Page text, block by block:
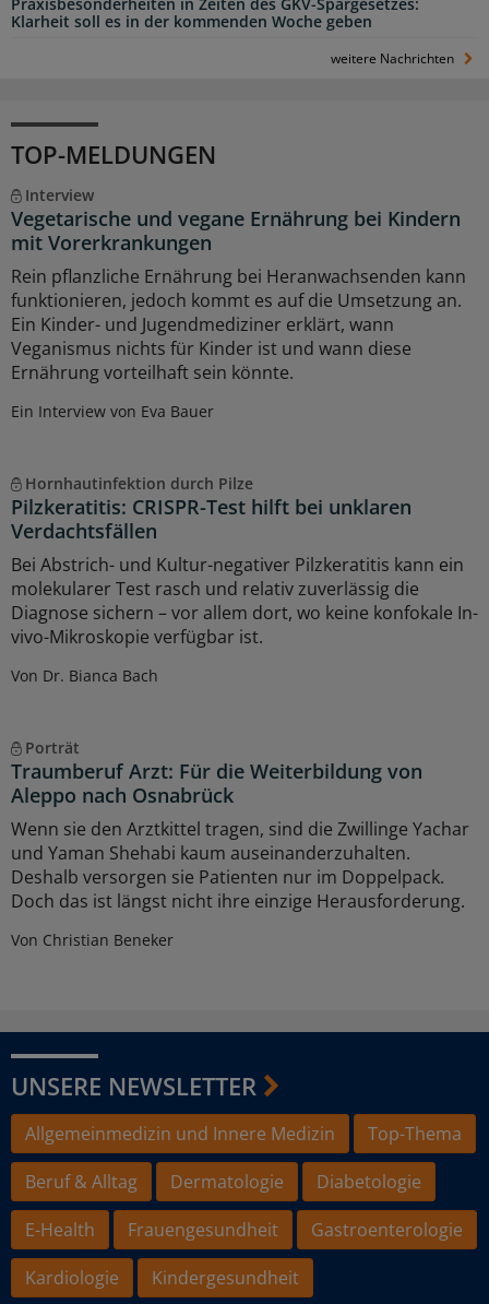
Praxisbesonderheiten in Zeiten des GKV-Spargesetzes:
Klarheit soll es in der kommenden Woche geben
weitere Nachrichten
TOP-MELDUNGEN
Interview
Vegetarische und vegane Ernährung bei Kindern
mit Vorerkrankungen
Rein pflanzliche Ernährung bei Heranwachsenden kann
funktionieren, jedoch kommt es auf die Umsetzung an.
Ein Kinder- und Jugendmediziner erklärt, wann
Veganismus nichts für Kinder ist und wann diese
Ernährung vorteilhaft sein könnte.
Ein Interview von Eva Bauer
Hornhautinfektion durch Pilze
Pilzkeratitis: CRISPR-Test hilft bei unklaren
Verdachtsfällen
Bei Abstrich- und Kultur-negativer Pilzkeratitis kann ein
molekularer Test rasch und relativ zuverlässig die
Diagnose sichern – vor allem dort, wo keine konfokale In-
vivo-Mikroskopie verfügbar ist.
Von Dr. Bianca Bach
Porträt
Traumberuf Arzt: Für die Weiterbildung von
Aleppo nach Osnabrück
Wenn sie den Arztkittel tragen, sind die Zwillinge Yachar
und Yaman Shehabi kaum auseinanderzuhalten.
Deshalb versorgen sie Patienten nur im Doppelpack.
Doch das ist längst nicht ihre einzige Herausforderung.
Von Christian Beneker
UNSERE NEWSLETTER
Allgemeinmedizin und Innere Medizin
Top-Thema
Beruf & Alltag
Dermatologie
Diabetologie
E-Health
Frauengesundheit
Gastroenterologie
Kardiologie
Kindergesundheit